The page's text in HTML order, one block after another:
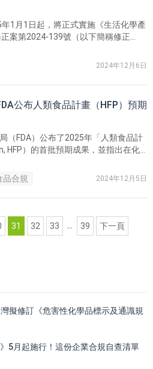
1月1日起，將正式實施《生活化學產
案第2024-139號（以下簡稱修正
活化學品的監管力度進一步升級。
2024年12月6日
公布人類食品計畫（HFP）預期
（FDA）公布了2025年「人類食品計
HFP）的首批預期成果，並指出在化
的一步。
品合規 2024年12月5日
31 32 33 39 下一頁
擬修訂《危害性化學品標示及通識規
5月起施行！這份企業合規自查清單